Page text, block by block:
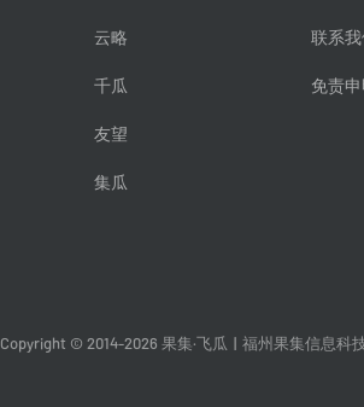
云略
千瓜
友望
集瓜
联系
免责
Copyright © 2014-2026 果集·飞瓜 福州果集信息科